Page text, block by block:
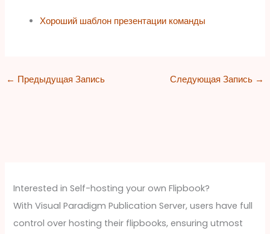
Хороший шаблон презентации команды
← Предыдущая Запись Следующая Запись →
Interested in Self-hosting your own Flipbook?
With Visual Paradigm Publication Server, users have full
control over hosting their flipbooks, ensuring utmost